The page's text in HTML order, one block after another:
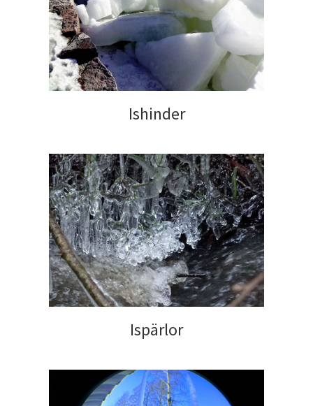
Ishinder
Ispärlor